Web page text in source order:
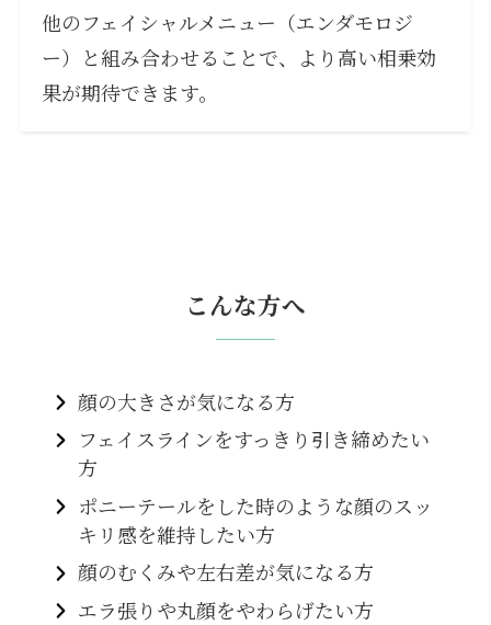
他のフェイシャルメニュー（エンダモロジ
ー）と組み合わせることで、より高い相乗効
果が期待できます。
こんな方へ
顔の大きさが気になる方
フェイスラインをすっきり引き締めたい
方
ポニーテールをした時のような顔のスッ
キリ感を維持したい方
顔のむくみや左右差が気になる方
エラ張りや丸顔をやわらげたい方